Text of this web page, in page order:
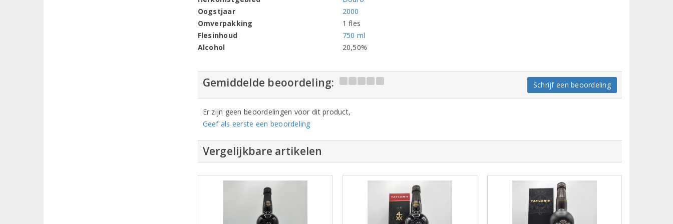
Oogstjaar
2000
Omverpakking
1 fles
Flesinhoud
750 ml
Alcohol
20,50%
Gemiddelde beoordeling: Schrijf een beoordeling
Er zijn geen beoordelingen voor dit product,
Geef als eerste een beoordeling
Vergelijkbare artikelen